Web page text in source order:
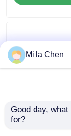
संपर्क करें
मामलों
Blue Fiber Test
Milla Chen
Good day,
for?